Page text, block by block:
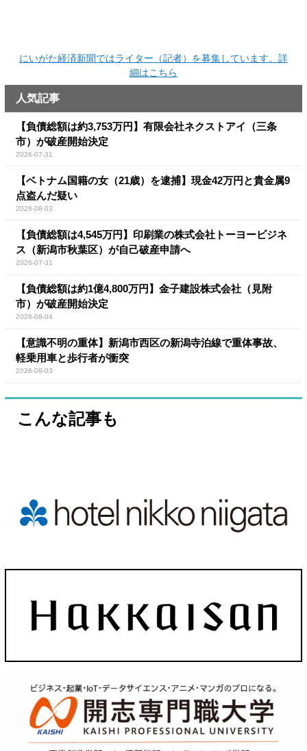
にいがた経済新聞ではライター（記者）を募集しています。詳
細はこちら
人気記事
【負債総額は約3,753万円】有限会社ネクストアイ（三条
市）が破産開始決定
2026-07-31
【ベトナム国籍の女（21歳）を逮捕】現金42万円と貴金属9
点盗んだ疑い
2026-08-03
【負債総額は4,545万円】印刷業の株式会社トーヨービジネ
ス（新潟市秋葉区）が自己破産申請へ
2026-07-31
【負債総額は約1億4,800万円】金子建設株式会社（見附
市）が破産開始決定
2026-08-04
【意識不明の重体】新潟市西区の新潟寺泊線で重体事故、
軽乗用車と歩行者が衝突
2026-08-03
こんな記事も